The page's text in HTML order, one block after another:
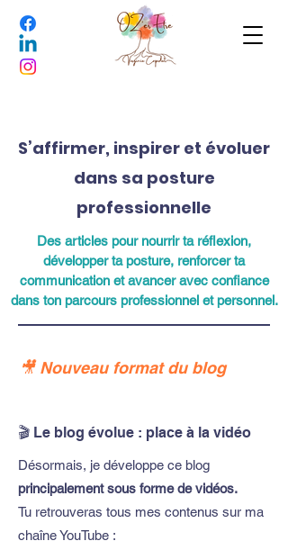
S’affirmer, inspirer et évoluer
dans sa posture
professionnelle
Des articles pour nourrir ta réflexion,
développer ta posture, renforcer ta
communication et avancer avec confiance
dans ton parcours professionnel et personnel.
🎥 Nouveau format du blog
🎬 Le blog évolue : place à la vidéo
Désormais, je développe ce blog
principalement sous forme de vidéos.
Tu retrouveras tous mes contenus sur ma
chaîne YouTube :